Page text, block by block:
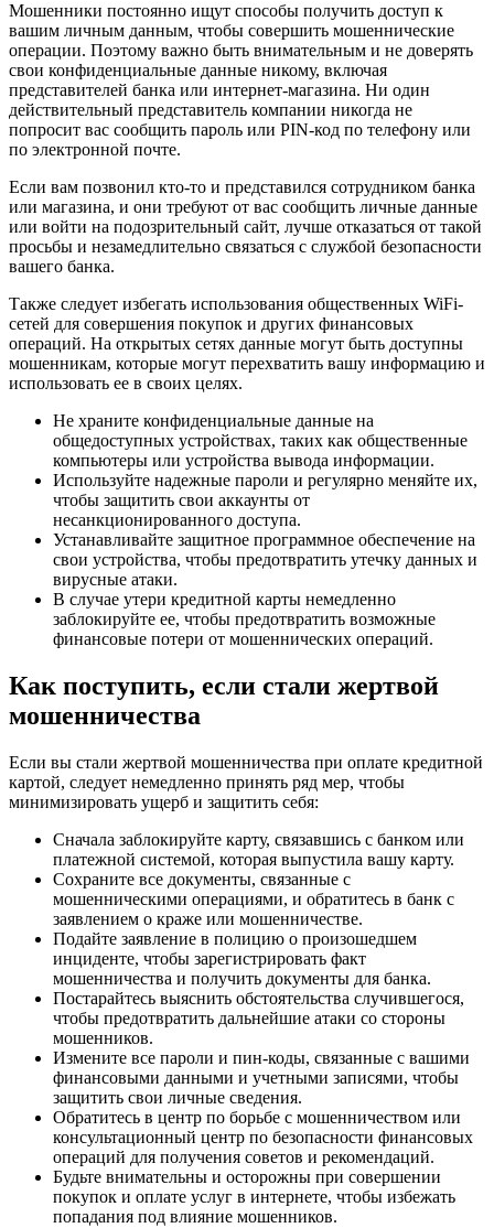
Мошенники постоянно ищут способы получить доступ к
вашим личным данным, чтобы совершить мошеннические
операции. Поэтому важно быть внимательным и не доверять
свои конфиденциальные данные никому, включая
представителей банка или интернет-магазина. Ни один
действительный представитель компании никогда не
попросит вас сообщить пароль или PIN-код по телефону или
по электронной почте.
Если вам позвонил кто-то и представился сотрудником банка
или магазина, и они требуют от вас сообщить личные данные
или войти на подозрительный сайт, лучше отказаться от такой
просьбы и незамедлительно связаться с службой безопасности
вашего банка.
Также следует избегать использования общественных WiFi-
сетей для совершения покупок и других финансовых
операций. На открытых сетях данные могут быть доступны
мошенникам, которые могут перехватить вашу информацию и
использовать ее в своих целях.
Не храните конфиденциальные данные на
общедоступных устройствах, таких как общественные
компьютеры или устройства вывода информации.
Используйте надежные пароли и регулярно меняйте их,
чтобы защитить свои аккаунты от
несанкционированного доступа.
Устанавливайте защитное программное обеспечение на
свои устройства, чтобы предотвратить утечку данных и
вирусные атаки.
В случае утери кредитной карты немедленно
заблокируйте ее, чтобы предотвратить возможные
финансовые потери от мошеннических операций.
Как поступить, если стали жертвой
мошенничества
Если вы стали жертвой мошенничества при оплате кредитной
картой, следует немедленно принять ряд мер, чтобы
минимизировать ущерб и защитить себя:
Сначала заблокируйте карту, связавшись с банком или
платежной системой, которая выпустила вашу карту.
Сохраните все документы, связанные с
мошенническими операциями, и обратитесь в банк с
заявлением о краже или мошенничестве.
Подайте заявление в полицию о произошедшем
инциденте, чтобы зарегистрировать факт
мошенничества и получить документы для банка.
Постарайтесь выяснить обстоятельства случившегося,
чтобы предотвратить дальнейшие атаки со стороны
мошенников.
Измените все пароли и пин-коды, связанные с вашими
финансовыми данными и учетными записями, чтобы
защитить свои личные сведения.
Обратитесь в центр по борьбе с мошенничеством или
консультационный центр по безопасности финансовых
операций для получения советов и рекомендаций.
Будьте внимательны и осторожны при совершении
покупок и оплате услуг в интернете, чтобы избежать
попадания под влияние мошенников.